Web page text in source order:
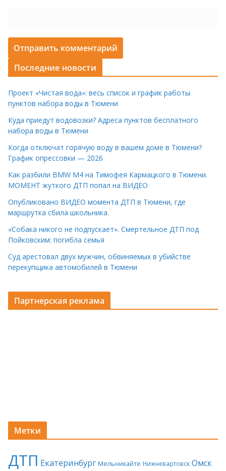
Последние новости
Проект «Чистая вода»: весь список и график работы
пунктов набора воды в Тюмени
Куда приедут водовозки? Адреса пунктов бесплатного
набора воды в Тюмени
Когда отключат горячую воду в вашем доме в Тюмени?
График опрессовки — 2026
Как разбили BMW M4 на Тимофея Кармацкого в Тюмени.
МОМЕНТ жуткого ДТП попал на ВИДЕО
Опубликовано ВИДЕО момента ДТП в Тюмени, где
маршрутка сбила школьника.
«Собака никого не подпускает». Смертельное ДТП под
Пойковским: погибла семья
Суд арестовал двух мужчин, обвиняемых в убийстве
перекупщика автомобилей в Тюмени
Партнерская реклама
Метки
ДТП Екатеринбург Мельникайте Нижневартовск Омск